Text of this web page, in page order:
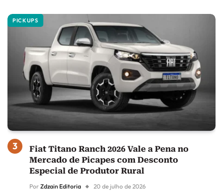
PICKUPS
Fiat Titano Ranch 2026 Vale a Pena no
Mercado de Picapes com Desconto
Especial de Produtor Rural
Por Zdzain Editoria 20 de julho de 2026